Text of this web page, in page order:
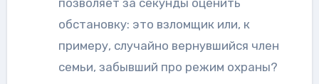
позволяет за секунды оценить
обстановку: это взломщик или, к
примеру, случайно вернувшийся член
семьи, забывший про режим охраны?